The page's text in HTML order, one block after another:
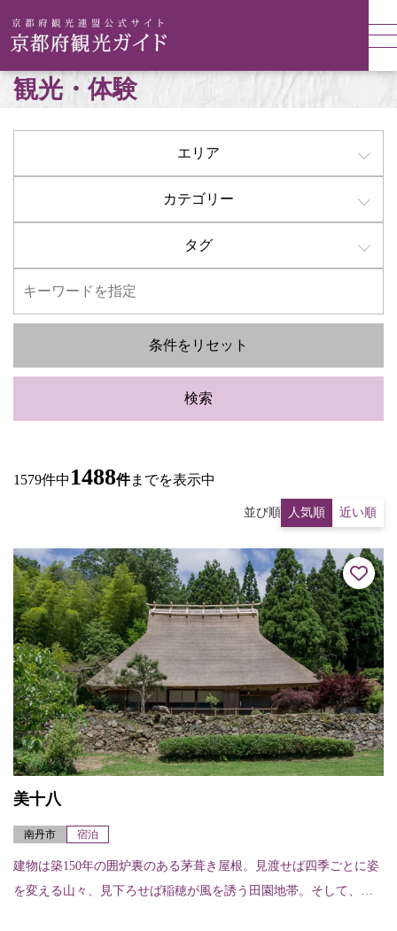
観光・体験
エリア
カテゴリー
タグ
条件をリセット
検索
1579件中 1488件までを表示中
並び順 人気順 近い順
美十八
南丹市 宿泊
建物は築150年の囲炉裏のある茅葺き屋根。見渡せば四季ごとに姿
を変える山々、見下ろせば稲穂が風を誘う田園地帯。そして、見